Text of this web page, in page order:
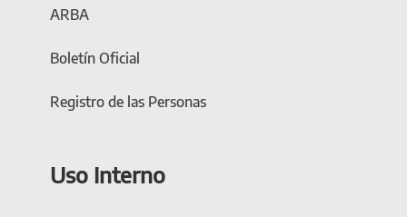
ARBA
Boletín Oficial
Registro de las Personas
Uso Interno